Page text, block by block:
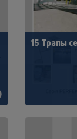
15 Трапы